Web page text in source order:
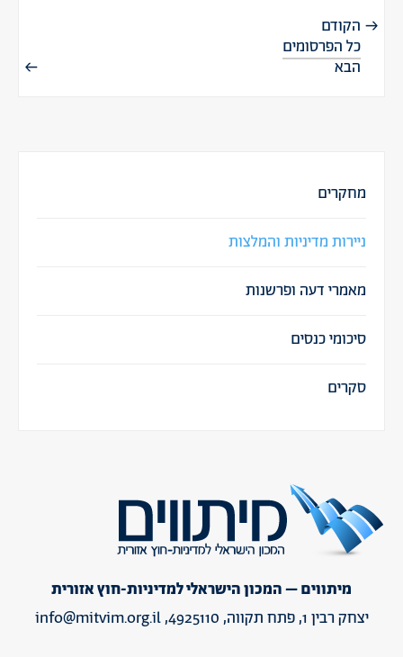
הקודם
כל הפרסומים
הבא
מחקרים
ניירות מדיניות והמלצות
מאמרי דעה ופרשנות
סיכומי כנסים
סקרים
מיתווים – המכון הישראלי למדיניות-חוץ אזורית
יצחק רבין 1, פתח תקווה, 4925110,
info@mitvim.org.il